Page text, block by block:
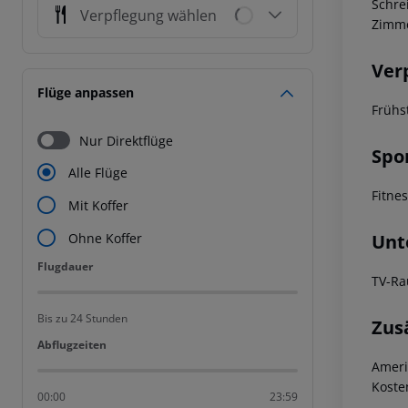
Verpflegung wählen
Flüge anpassen
Nur Direktflüge
Alle Flüge
Mit Koffer
Ohne Koffer
Flugdauer
Flugdauer
Bis zu 24 Stunden
Abflugzeiten
Abflugzeiten
00:00 23:59
TV-